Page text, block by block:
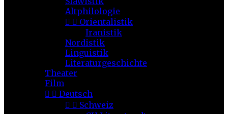
Altphilologie
  Orientalistik
Iranistik
Nordistik
Linguistik
Literaturgeschichte
Theater
Film
  Deutsch
  Schweiz